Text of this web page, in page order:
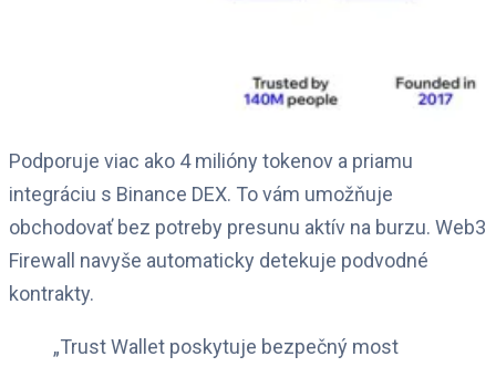
Podporuje viac ako 4 milióny tokenov a priamu
integráciu s Binance DEX. To vám umožňuje
obchodovať bez potreby presunu aktív na burzu. Web3
Firewall navyše automaticky detekuje podvodné
kontrakty.
„Trust Wallet poskytuje bezpečný most